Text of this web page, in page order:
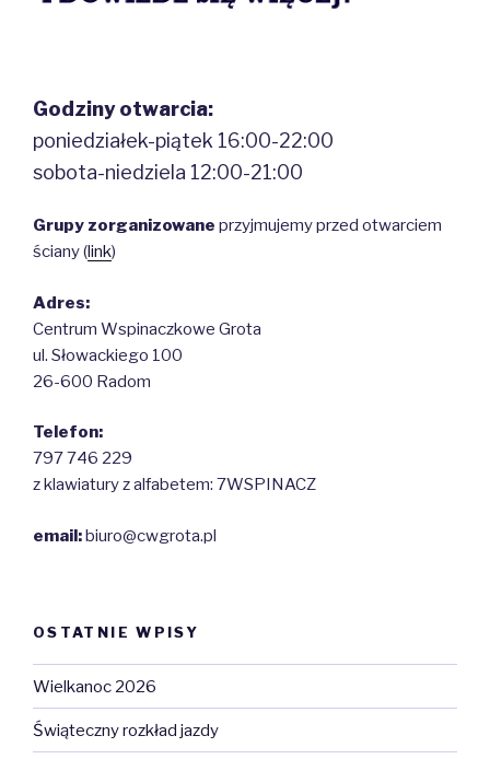
Godziny otwarcia:
poniedziałek-piątek 16:00-22:00
sobota-niedziela 12:00-21:00
Grupy zorganizowane przyjmujemy przed otwarciem
ściany (link)
Adres:
Centrum Wspinaczkowe Grota
ul. Słowackiego 100
26-600 Radom
Telefon:
797 746 229
z klawiatury z alfabetem: 7WSPINACZ
email:biuro@cwgrota.pl
OSTATNIE WPISY
Wielkanoc 2026
Świąteczny rozkład jazdy